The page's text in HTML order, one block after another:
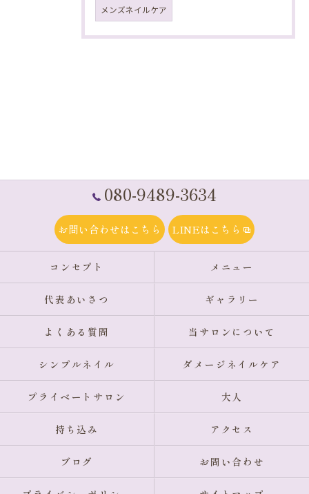
メンズネイルケア
080-9489-3634
お問い合わせはこちら LINEはこちら
コンセプト メニュー
代表あいさつ ギャラリー
よくある質問 当サロンについて
シンプルネイル ダメージネイルケア
プライベートサロン 大人
持ち込み アクセス
ブログ お問い合わせ